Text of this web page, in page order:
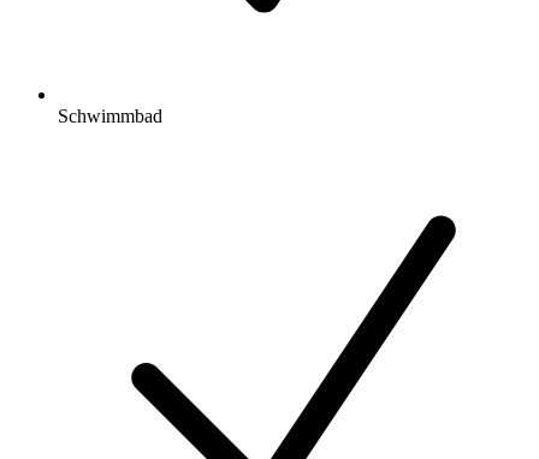
Schwimmbad